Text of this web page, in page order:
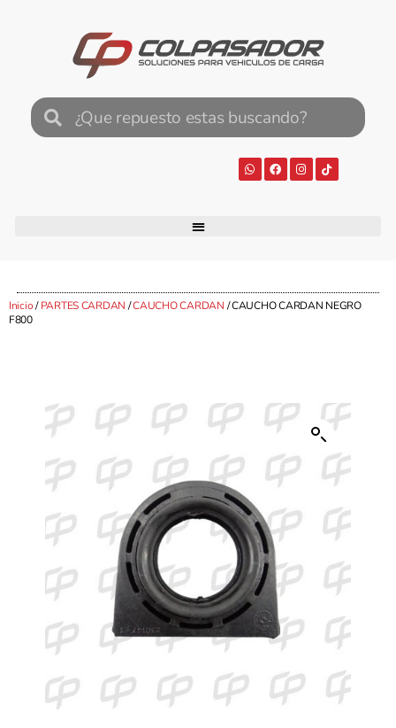
Inicio/PARTES CARDAN /CAUCHO CARDAN / CAUCHO CARDAN NEGRO
F800